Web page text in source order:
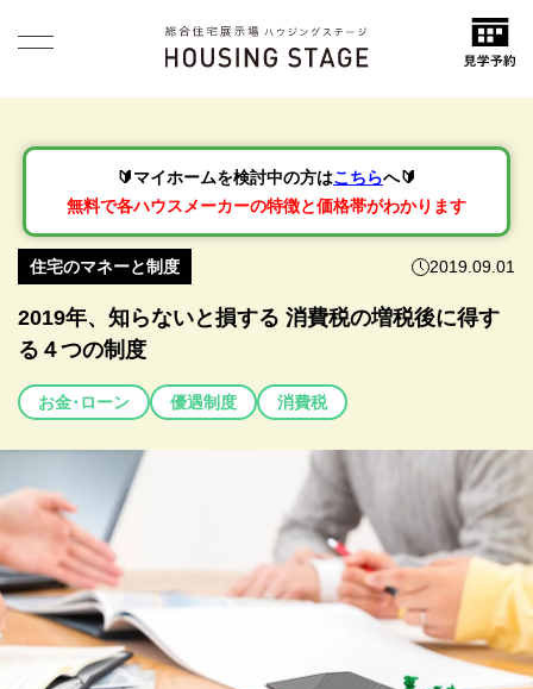
🔰マイホームを検討中の方はこちらへ🔰
無料で各ハウスメーカーの特徴と価格帯がわかります
住宅のマネーと制度 2019.09.01
2019年、知らないと損する 消費税の増税後に得す
る４つの制度
お金･ローン 優遇制度 消費税